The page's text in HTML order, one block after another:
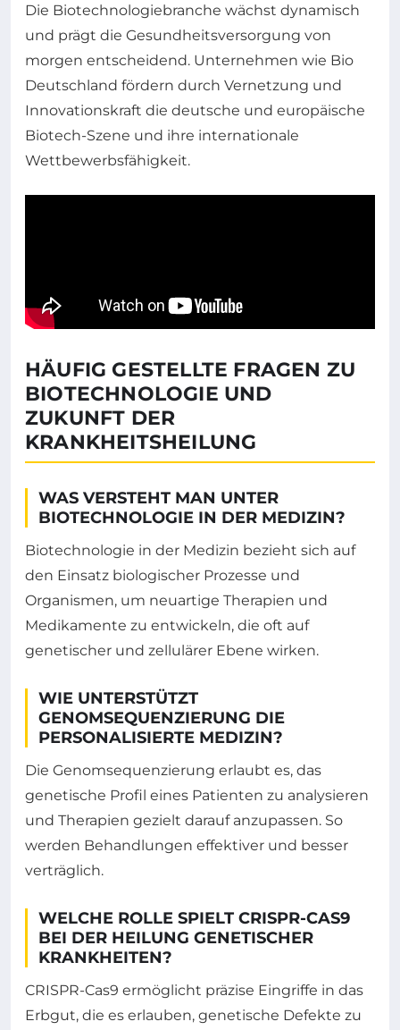
Die Biotechnologiebranche wächst dynamisch
und prägt die Gesundheitsversorgung von
morgen entscheidend. Unternehmen wie Bio
Deutschland fördern durch Vernetzung und
Innovationskraft die deutsche und europäische
Biotech-Szene und ihre internationale
Wettbewerbsfähigkeit.
HÄUFIG GESTELLTE FRAGEN ZU
BIOTECHNOLOGIE UND
ZUKUNFT DER
KRANKHEITSHEILUNG
WAS VERSTEHT MAN UNTER
BIOTECHNOLOGIE IN DER MEDIZIN?
Biotechnologie in der Medizin bezieht sich auf
den Einsatz biologischer Prozesse und
Organismen, um neuartige Therapien und
Medikamente zu entwickeln, die oft auf
genetischer und zellulärer Ebene wirken.
WIE UNTERSTÜTZT
GENOMSEQUENZIERUNG DIE
PERSONALISIERTE MEDIZIN?
Die Genomsequenzierung erlaubt es, das
genetische Profil eines Patienten zu analysieren
und Therapien gezielt darauf anzupassen. So
werden Behandlungen effektiver und besser
verträglich.
WELCHE ROLLE SPIELT CRISPR-CAS9
BEI DER HEILUNG GENETISCHER
KRANKHEITEN?
CRISPR-Cas9 ermöglicht präzise Eingriffe in das
Erbgut, die es erlauben, genetische Defekte zu